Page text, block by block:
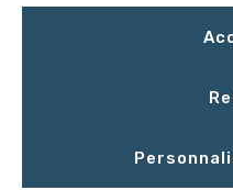
Le vendredi :